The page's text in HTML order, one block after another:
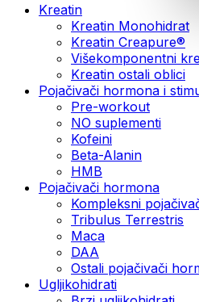
Kreatin
Kreatin Monohidrat
Kreatin Creapure®
Višekomponentni
Kreatin ostali oblici
Pojačivači hormona i
Pre-workout
NO suplementi
Kofeini
Beta-Alanin
HMB
Pojačivači hormona
Kompleksni
Tribulus Terrestris
Maca
DAA
Ostali pojačivači
Ugljikohidrati